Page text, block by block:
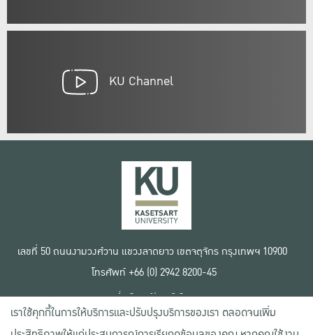
KU Channel
เลขที่ 50 ถนนงามวงศ์วาน แขวงลาดยาว เขตจตุจักร กรุงเทพฯ 10900
โทรศัพท์ +66 (0) 2942 8200-45
เงื่อนไขการใช้งานเว็บไซต์
ข้อตกลงด้านสิทธิ์ใช้งาน
นโยบายความเป็นส่วนตัว
เราใช้คุกกี้ในการให้บริการและปรับปรุงบริการของเรา ตลอดจนเพิ่ม